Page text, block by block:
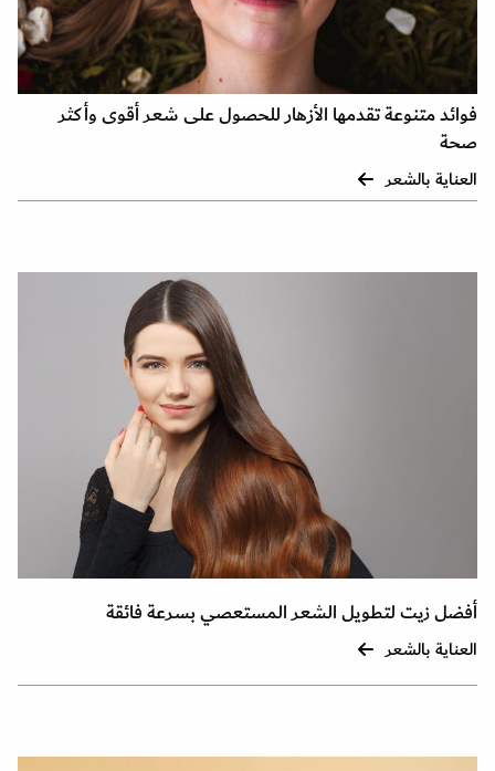
فوائد متنوعة تقدمها الأزهار للحصول على شعر أقوى وأكثر
صحة
العناية بالشعر
أفضل زيت لتطويل الشعر المستعصي بسرعة فائقة
العناية بالشعر